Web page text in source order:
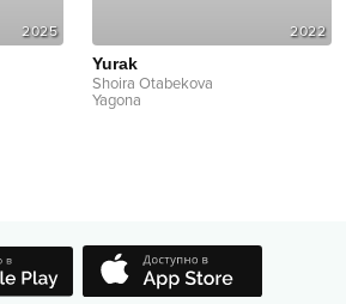
2025 2022
Yurak
Shoira Otabekova
Yagona